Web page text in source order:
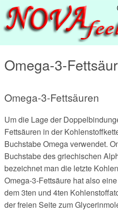
Anabole Diät
Atkins Diät
BCM Diät
Blutgruppendiät
Brigitte Diät
Brotdiät
Diäten H-M
Heilfasten
Hollywood Diät
Hollywood Star Diät
Kartoffeldiät
Ketogene Diät
Diäten N-S
Nulldiät
Online Diät / Diäten
Ornish-Diät - Die Ornish Herz
Pfundskur
Diäten T-Z
Treffpunkt Wunschgewicht Diät
Trennkost nach Dr. Hay
Vitalstoffreiche Vollwertkost
Sonstiges
Warum sind Diäten selten
BMI berechnen / Body-Mass-
Stiftung Warentest: "Sehr Gut"
Novafeel
Leistungen, Preise,
Allgemeine
Ernährung
Kalorientabelle
xxx
Fette
Fettarten
Cholesterin
Gesättigte Fettsäuren
Speiseöle
Speiseöle
Fette
Kohlenhydrate
xxx
Eiweiße
xxx
Vitamine
Fitness
Waschbrettbauch
Stretching
Trainingsmethoden
Inline-Skating
Gesundheit
xxx
Diverses
xxx
Omega-3-
Omega-3-Fettsäuren
Um die Lage der
Fettsäuren in der
Buchstabe Omega verwendet.
Buchstabe des griechischen
bezeichnet man die letzte
Omega-3-Fettsäure hat also
dem 3ten und 4ten
der freien Seite zum